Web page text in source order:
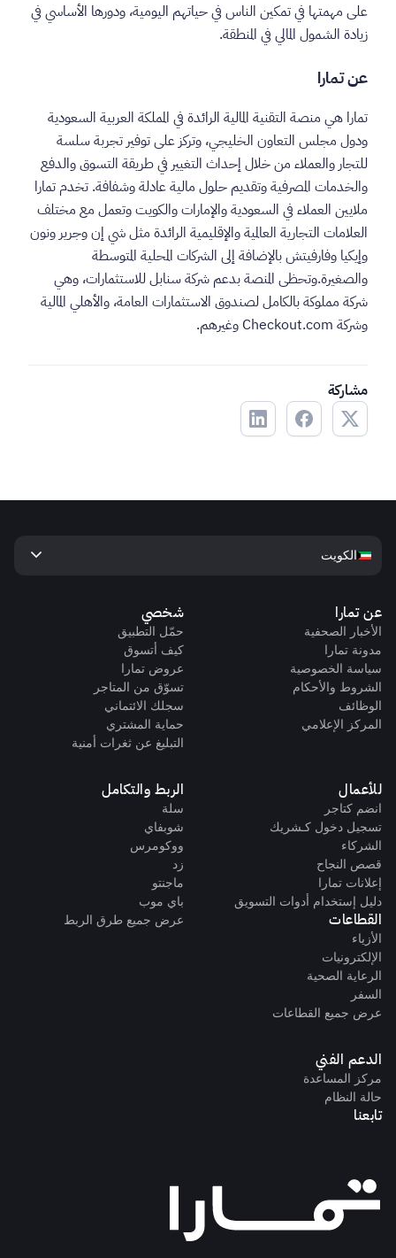
على مهمتها في تمكين الناس في حياتهم اليومية، ودورها الأساسي في
زيادة الشمول المالي في المنطقة.
عن تمارا
تمارا هي منصة التقنية المالية الرائدة في المملكة العربية السعودية
ودول مجلس التعاون الخليجي، وتركز على توفير تجربة سلسة
للتجار والعملاء من خلال إحداث التغيير في طريقة التسوق والدفع
والخدمات المصرفية وتقديم حلول مالية عادلة وشفافة. تخدم تمارا
ملايين العملاء في السعودية والإمارات والكويت وتعمل مع مختلف
العلامات التجارية العالمية والإقليمية الرائدة مثل شي إن وجرير ونون
وإيكيا وفارفيتش بالإضافة إلى الشركات المحلية المتوسطة
والصغيرة.وتحظى المنصة بدعم شركة سنابل للاستثمارات، وهي
شركة مملوكة بالكامل لصندوق الاستثمارات العامة، والأهلي المالية
وشركة Checkout.com وغيرهم.
مشاركة
عن تمارا
الأخبار الصحفية
مدونة تمارا
سياسة الخصوصية
الشروط والأحكام
الوظائف
المركز الإعلامي
شخصي
حمّل التطبيق
كيف أتسوق
عروض تمارا
تسوّق من المتاجر
سجلك الائتماني
حماية المشتري
التبليغ عن ثغرات أمنية
للأعمال
انضم كتاجر
تسجيل دخول كـشريك
الشركاء
قصص النجاح
إعلانات تمارا
دليل إستخدام أدوات التسويق
القطاعات
الأزياء
الإلكترونيات
الرعاية الصحية
السفر
عرض جميع القطاعات
الربط والتكامل
سلة
شوبفاي
ووكومرس
زد
ماجنتو
باي موب
عرض جميع طرق الربط
الدعم الفني
مركز المساعدة
حالة النظام
تابعنا
الكويت keyboard_arrow_down